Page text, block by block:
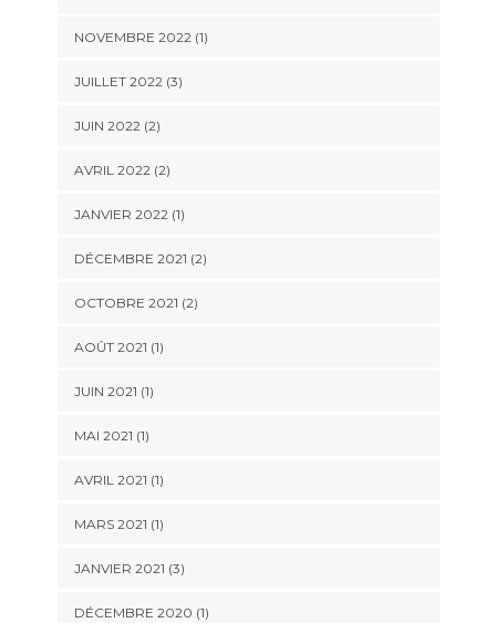
NOVEMBRE 2022(1)
JUILLET 2022(3)
JUIN 2022(2)
AVRIL 2022(2)
JANVIER 2022(1)
DÉCEMBRE 2021 (2)
OCTOBRE 2021 (2)
AOÛT 2021 (1)
JUIN 2021 (1)
MAI 2021 (1)
AVRIL 2021 (1)
MARS 2021 (1)
JANVIER 2021 (3)
DÉCEMBRE 2020 (1)